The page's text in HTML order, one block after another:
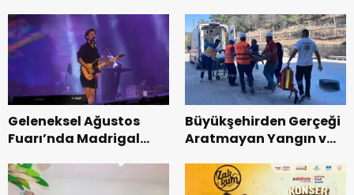
Bisikleti Turnuvası
Tamamlandı.
Teşkilatı ile buluştu.
Geleneksel Ağustos
Fuarı’nda Madrigal
Büyükşehirden Gerçeği
Aratmayan Yangın ve